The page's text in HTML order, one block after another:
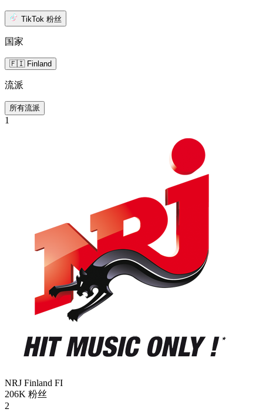
TikTok 粉丝
国家
🇫🇮 Finland
流派
所有流派
1
NRJ Finland FI
206K 粉丝
2